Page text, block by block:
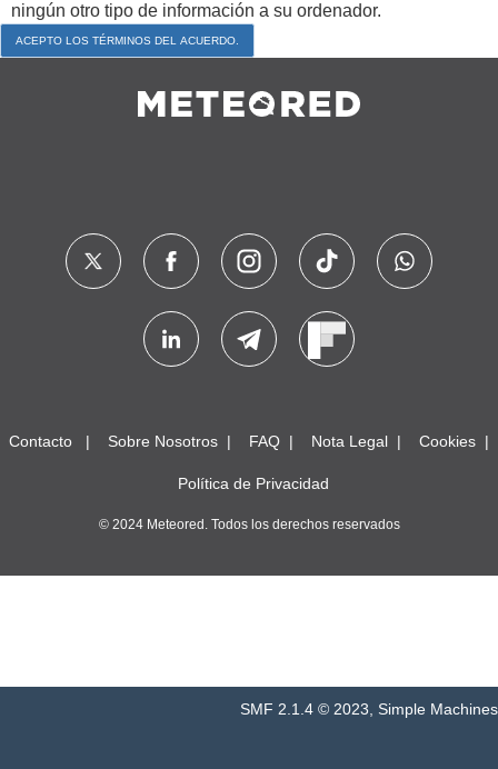
ningún otro tipo de información a su ordenador.
Contacto Sobre Nosotros FAQ Nota Legal Cookies
Política de Privacidad
© 2024 Meteored. Todos los derechos reservados
SMF 2.1.4 © 2023 Simple Machines